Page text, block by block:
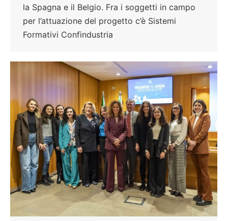
la Spagna e il Belgio. Fra i soggetti in campo
per l’attuazione del progetto c’è Sistemi
Formativi Confindustria